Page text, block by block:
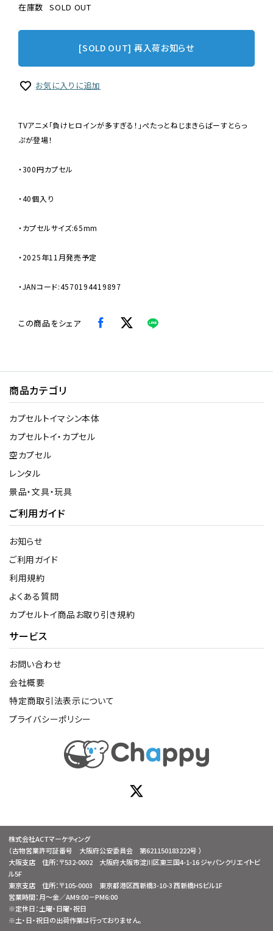
在庫数 SOLD OUT
[SOLD OUT] 再入荷お知らせ
お気に入りに追加
TVアニメ「負けヒロインが多すぎる！」ぺたっとねじまきらばーすとらっ
ぷが登場！
・300円カプセル
・40個入り
・カプセルサイズ:65mm
・2025年11月発売予定
・JANコード:4570194419897
この商品をシェア
商品カテゴリ
カプセルトイマシン本体
カプセルトイ・カプセル
空カプセル
レンタル
景品・文具・玩具
ご利用ガイド
お知らせ
ご利用ガイド
利用規約
よくある質問
カプセルトイ商品お取り引き規約
サービス
お問い合わせ
会社概要
特定商取引法表示について
プライバシーポリシー
株式会社ACTマーケティング
（古物営業許可証番号 大阪府公安委員会 第621150183222号 ）
大阪支店 住所：〒532-0002 大阪府大阪市淀川区東三国4-1-16 ジャパンクリエイトビ
ル5F
東京支店 住所：〒105-0003 東京都港区西新橋3-10-3 西新橋HSビル1F
営業時間：月～金／AM9:00－PM6:00
※定休日：土曜・日曜・祝日
※土・日・祝日の出荷作業は行っておりません。